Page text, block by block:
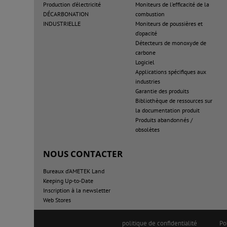
Production d’électricité
DÉCARBONATION
INDUSTRIELLE
Moniteurs de l’efficacité de la
combustion
Moniteurs de poussières et
d’opacité
Détecteurs de monoxyde de
carbone
Logiciel
Applications spécifiques aux
industries
Garantie des produits
Bibliothèque de ressources sur
la documentation produit
Produits abandonnés /
obsolètes
NOUS CONTACTER
Bureaux d’AMETEK Land
Keeping Up-to-Date
Inscription à la newsletter
Web Stores
politique de confidentialité